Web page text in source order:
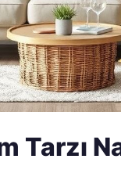
Tarzı